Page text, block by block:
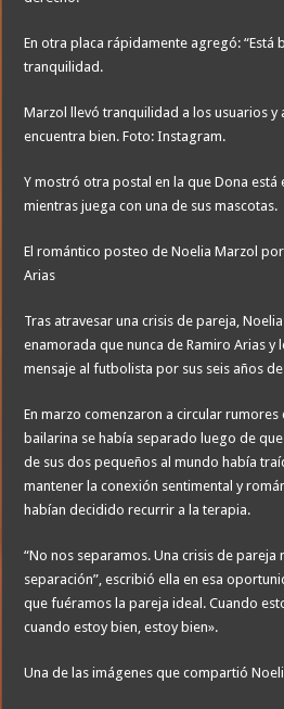
En otra placa rápidamente agregó: “Está
tranquilidad.
Marzol llevó tranquilidad a los usuarios y
encuentra bien. Foto: Instagram.
Y mostró otra postal en la que Dona está
mientras juega con una de sus mascotas.
El romántico posteo de Noelia Marzol
Arias
Tras atravesar una crisis de pareja,
enamorada que nunca de Ramiro Arias y
mensaje al futbolista por sus seis años
En marzo comenzaron a circular
bailarina se había separado luego de
de sus dos pequeños al mundo había
mantener la conexión sentimental y
habían decidido recurrir a la terapia.
“No nos separamos. Una crisis de pareja
separación”, escribió ella en esa
que fuéramos la pareja ideal. Cuando
cuando estoy bien, estoy bien».
Una de las imágenes que compartió